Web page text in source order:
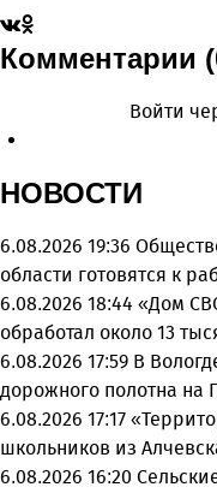
Комментарии
Войти
НОВОСТИ
6.08.2026 19:36
области готовятся к
6.08.2026 18:44 «Дом
обработал около 13
6.08.2026 17:59 В
дорожного полотна на
6.08.2026 17:17
школьников из
6.08.2026 16:20